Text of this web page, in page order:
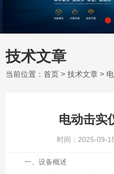
技术文章
当前位置：首页 >技术文章 >
电动击实
时间：2025-09-
一、设备概述